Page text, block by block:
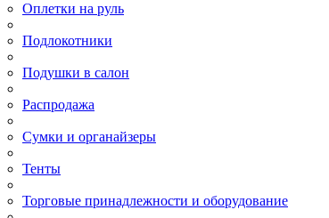
Оплетки на руль
Подлокотники
Подушки в салон
Распродажа
Сумки и органайзеры
Тенты
Торговые принадлежности и оборудование